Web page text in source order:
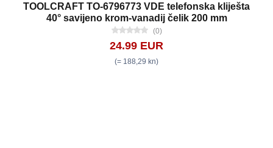
TOOLCRAFT TO-6796773 VDE telefonska kliješta
40° savijeno krom-vanadij čelik 200 mm
(0)
24.99 EUR
(= 188,29 kn)